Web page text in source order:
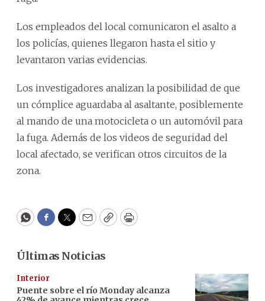
Los empleados del local comunicaron el asalto a
los policías, quienes llegaron hasta el sitio y
levantaron varias evidencias.
Los investigadores analizan la posibilidad de que
un cómplice aguardaba al asaltante, posiblemente
al mando de una motocicleta o un automóvil para
la fuga. Además de los videos de seguridad del
local afectado, se verifican otros circuitos de la
zona.
WhatsApp
Facebook
Twitter
EmailCopyPrint
Últimas Noticias
Interior
Puente sobre el río Monday alcanza